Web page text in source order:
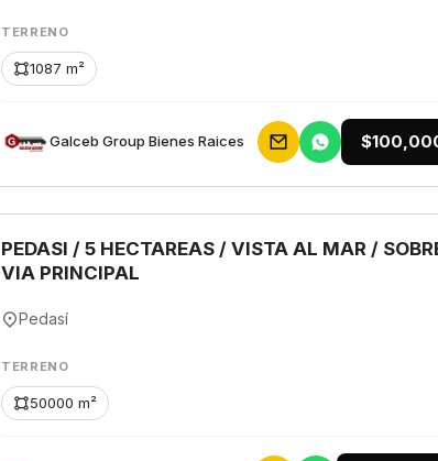
TERRENO
1087 m²
Galceb Group Bienes Raices
PEDASI / 5 HECTAREAS / VISTA AL MAR /
VIA PRINCIPAL
Pedasí
TERRENO
50000 m²